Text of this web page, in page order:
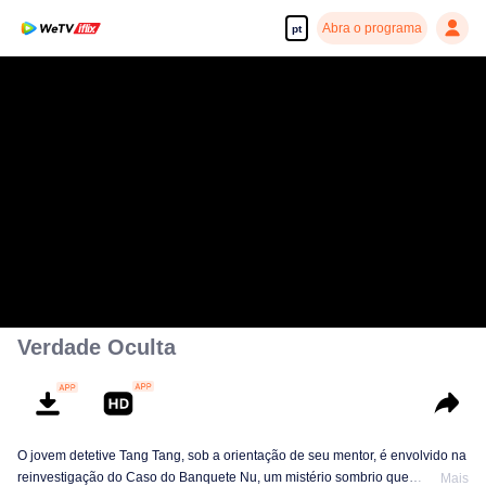
pt Abra o programa
Verdade Oculta
O jovem detetive Tang Tang, sob a orientação de seu mentor, é envolvido na
reinvestigação do Caso do Banquete Nu, um mistério sombrio que
Mais